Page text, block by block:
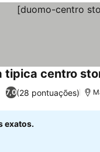
tipica centro
7,0(28 pontuações)
exatos.